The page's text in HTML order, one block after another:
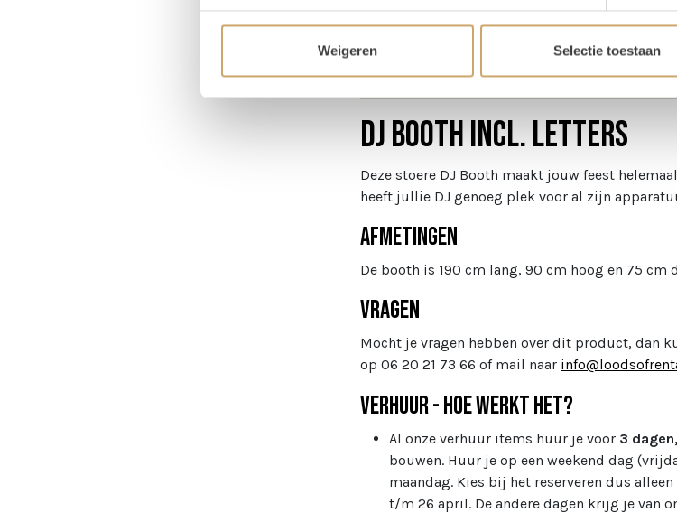
Weigeren Selectie toestaan
Omschrijving
DJ Booth incl. letters
Deze stoere DJ Booth maakt jouw feest
heeft jullie DJ genoeg plek voor al zijn
Afmetingen
De booth is 190 cm lang, 90 cm hoog en 75 cm
Vragen
Mocht je vragen hebben over dit product, dan
op 06 20 21 73 66 of mail naar
Verhuur - Hoe werkt het?
Al onze verhuur items huur je voor 3
bouwen. Huur je op een weekend dag
maandag. Kies bij het reserveren dus
t/m 26 april. De andere dagen krijg je van